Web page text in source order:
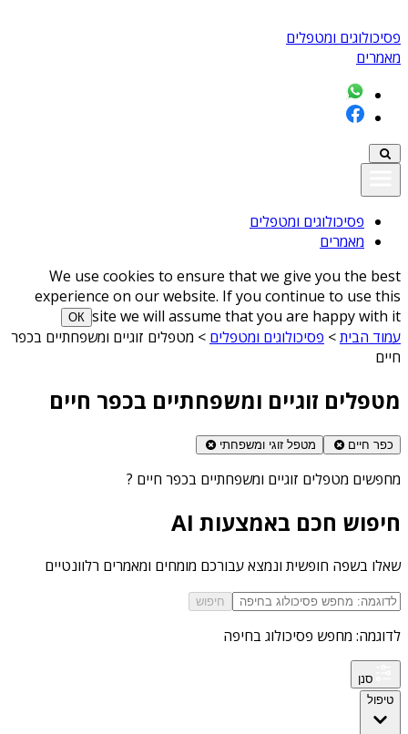
פסיכולוגים ומטפלים
מאמרים
פסיכולוגים ומטפלים
מאמרים
We use cookies to ensure that we give you the best
experience on our website. If you continue to use this
site we will assume that you are happy with it
ОК
עמוד הבית> פסיכולוגים ומטפלים > מטפלים זוגיים ומשפחתיים בכפר
חיים
מטפלים זוגיים ומשפחתיים בכפר חיים
כפר חיים מטפל זוגי ומשפחתי
מחפשים מטפלים זוגיים ומשפחתיים בכפר חיים ?
חיפוש חכם באמצעות AI
שאלו בשפה חופשית ונמצא עבורכם מומחים ומאמרים רלוונטיים
חיפוש
לדוגמה: מחפש פסיכולוג בחיפה
סנן
טיפול